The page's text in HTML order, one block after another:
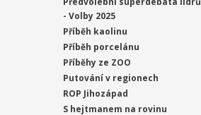
- Volby 2025
Příběh kaolinu
Příběh porcelánu
Příběhy ze ZOO
Putování v regionech
ROP Jihozápad
S hejtmanem na rovinu